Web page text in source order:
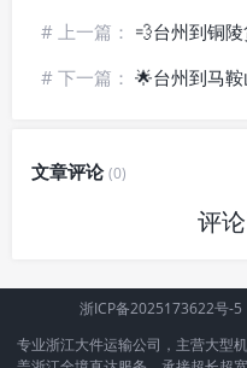
# 上一篇： 💨台州到铜
# 下一篇： 🌟台州到马鞍
文章评论(0)
评
浙ICP备2025173622号-5
专业浙江大件运输公司，主营大型